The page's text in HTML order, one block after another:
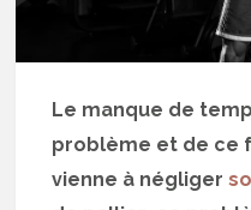
Le manque de
problème et de ce
vienne à négliger